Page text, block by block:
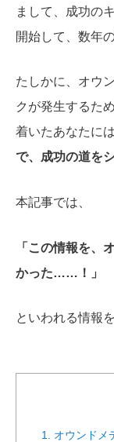
まして、成功の
開始して、数年
たしかに、オウ
クが発生するた
着いたあなたには
で、成功の道を
本記事では、
「この情報を、
かった……！」
といわれる情報
1. オウンドメ